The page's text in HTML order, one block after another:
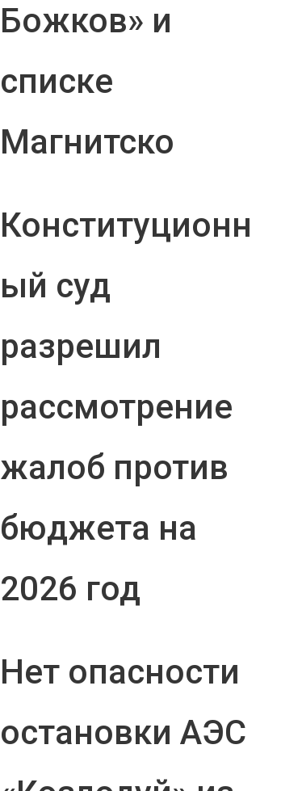
Божков» и
списке
Магнитско
Конституционн
ый суд
разрешил
рассмотрение
жалоб против
бюджета на
2026 год
Нет опасности
остановки АЭС